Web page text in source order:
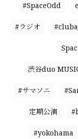
#SpaceOdd
#ラジオ
渋谷duo
#サマソニ
定期公演
#yokohama